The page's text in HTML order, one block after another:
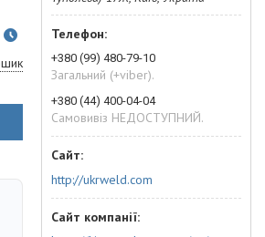
+380 (99) 480-79-10
Загальний (+viber).
+380 (44) 400-04-04
Самовивіз НЕДОСТУПНИЙ.
http://ukrweld.com